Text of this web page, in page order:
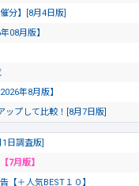
分】[8月4日版]
08月版】
年8月版】
ップして比較！[8月7日版]
日調査版]
7月版】
【＋人気BEST１０】